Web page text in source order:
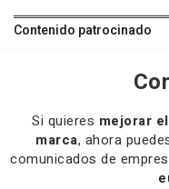
Contenido patrocinado
Si quieres mejorar
marca, ahora
comunicados de